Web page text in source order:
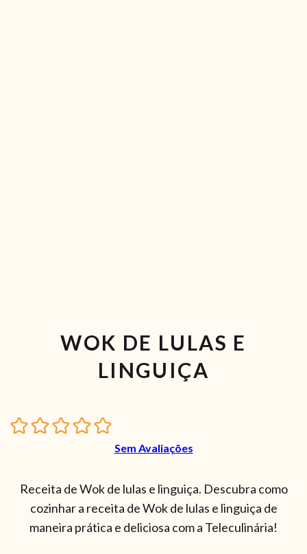
WOK DE LULAS E
LINGUIÇA
Sem Avaliações
Receita de Wok de lulas e linguiça. Descubra como
cozinhar a receita de Wok de lulas e linguiça de
maneira prática e deliciosa com a Teleculinária!